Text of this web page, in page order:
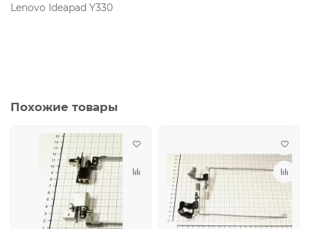
Lenovo Ideapad Y330
Похожие товары